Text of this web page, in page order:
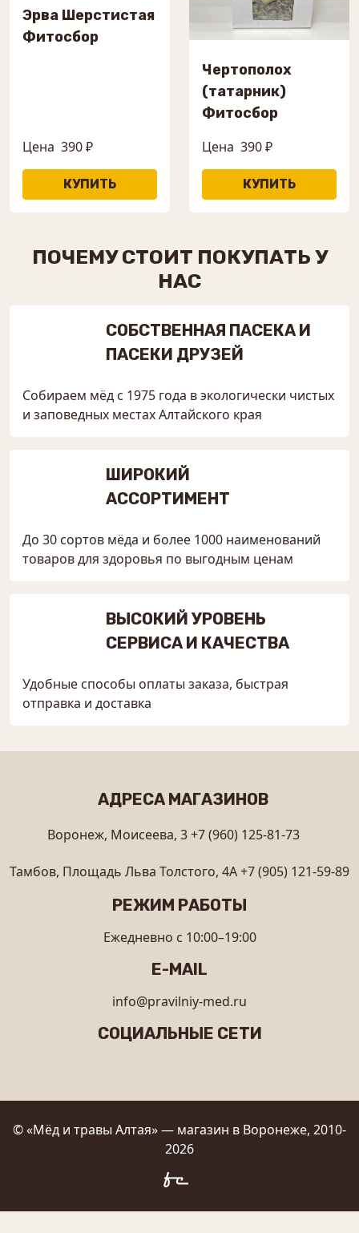
Эрва Шерстистая
Фитосбор
Цена 390 ₽
Чертополох
(татарник)
Фитосбор
Цена 390 ₽
ПОЧЕМУ СТОИТ ПОКУПАТЬ У
НАС
СОБСТВЕННАЯ ПАСЕКА И
ПАСЕКИ ДРУЗЕЙ
Собираем мёд с 1975 года в экологически чистых
и заповедных местах Алтайского края
ШИРОКИЙ
АССОРТИМЕНТ
До 30 сортов мёда и более 1000 наименований
товаров для здоровья по выгодным ценам
ВЫСОКИЙ УРОВЕНЬ
СЕРВИСА И КАЧЕСТВА
Удобные способы оплаты заказа, быстрая
отправка и доставка
АДРЕСА МАГАЗИНОВ
Воронеж, Моисеева, 3+7 (960) 125-81-73
Тамбов, Площадь Льва Толстого, 4А+7 (905) 121-59-89
РЕЖИМ РАБОТЫ
Ежедневно с 10:00–19:00
E-MAIL
info@pravilniy-med.ru
СОЦИАЛЬНЫЕ СЕТИ
© «Мёд и травы Алтая» — магазин в Воронеже, 2010-
2026